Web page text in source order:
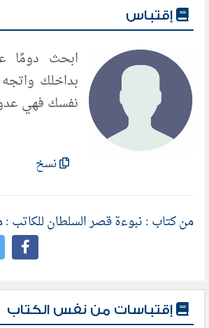
إقتباس
ابحث دومًا
بداخلك
نفسك فهي
نسخ
من كتاب : نبوءة قصر السلطان للكاتب
إقتباسات من نفس الكتاب